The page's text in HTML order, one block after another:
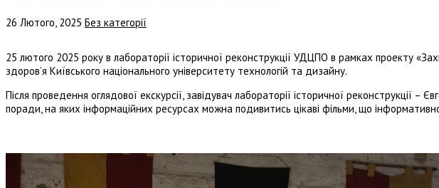
26 Лютого, 2025 Без категорії
25 лютого 2025 року в лабораторії історичної реконструкції УДЦПО в рамках проекту
здоров’я Київського національного університету технологій та дизайну.
Після проведення оглядової екскурсії, завідувач лабораторії історичної реконструкції
поради, на яких інформаційних ресурсах можна подивитись цікаві фільми, що інформативно